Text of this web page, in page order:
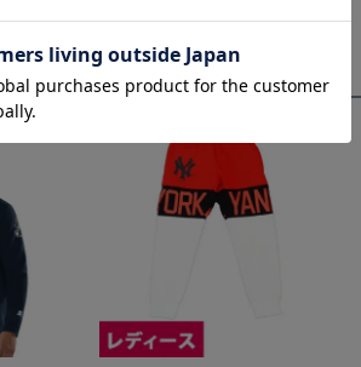
様はこちらも見ています！